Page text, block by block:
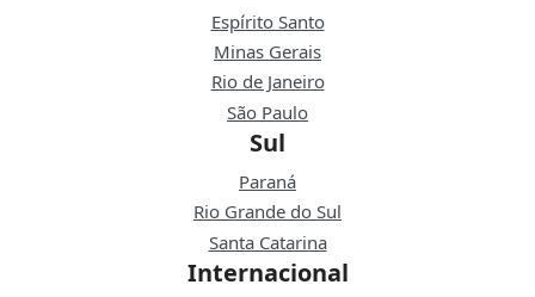
Espírito Santo
Minas Gerais
Rio de Janeiro
São Paulo
Sul
Paraná
Rio Grande do Sul
Santa Catarina
Internacional